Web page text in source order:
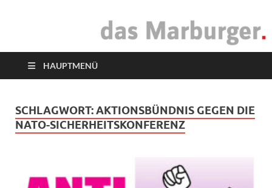
das Marburger.
HAUPTMENÜ
SCHLAGWORT:AKTIONSBÜNDNIS GEGEN DIE
NATO-SICHERHEITSKONFERENZ